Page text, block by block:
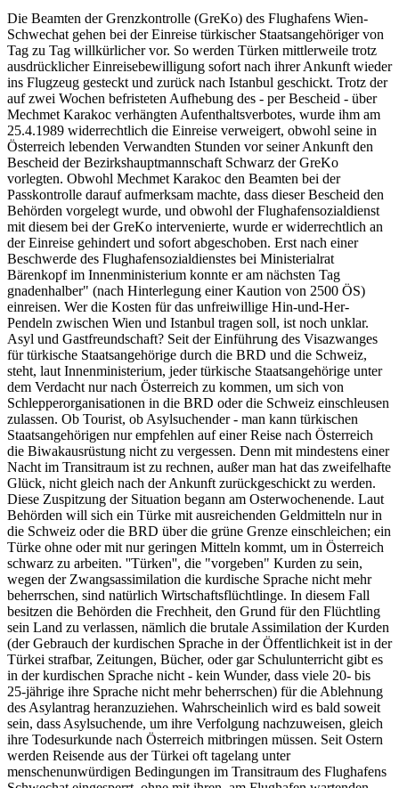
Die Beamten der Grenzkontrolle (GreKo) des Flughafens Wien-
Schwechat gehen bei der Einreise türkischer Staatsangehöriger von
Tag zu Tag willkürlicher vor. So werden Türken mittlerweile trotz
ausdrücklicher Einreisebewilligung sofort nach ihrer Ankunft wieder
ins Flugzeug gesteckt und zurück nach Istanbul geschickt. Trotz der
auf zwei Wochen befristeten Aufhebung des - per Bescheid - über
Mechmet Karakoc verhängten Aufenthaltsverbotes, wurde ihm am
25.4.1989 widerrechtlich die Einreise verweigert, obwohl seine in
Österreich lebenden Verwandten Stunden vor seiner Ankunft den
Bescheid der Bezirkshauptmannschaft Schwarz der GreKo
vorlegten. Obwohl Mechmet Karakoc den Beamten bei der
Passkontrolle darauf aufmerksam machte, dass dieser Bescheid den
Behörden vorgelegt wurde, und obwohl der Flughafensozialdienst
mit diesem bei der GreKo intervenierte, wurde er widerrechtlich an
der Einreise gehindert und sofort abgeschoben. Erst nach einer
Beschwerde des Flughafensozialdienstes bei Ministerialrat
Bärenkopf im Innenministerium konnte er am nächsten Tag
gnadenhalber" (nach Hinterlegung einer Kaution von 2500 ÖS)
einreisen. Wer die Kosten für das unfreiwillige Hin-und-Her-
Pendeln zwischen Wien und Istanbul tragen soll, ist noch unklar.
Asyl und Gastfreundschaft? Seit der Einführung des Visazwanges
für türkische Staatsangehörige durch die BRD und die Schweiz,
steht, laut Innenministerium, jeder türkische Staatsangehörige unter
dem Verdacht nur nach Österreich zu kommen, um sich von
Schlepperorganisationen in die BRD oder die Schweiz einschleusen
zulassen. Ob Tourist, ob Asylsuchender - man kann türkischen
Staatsangehörigen nur empfehlen auf einer Reise nach Österreich
die Biwakausrüstung nicht zu vergessen. Denn mit mindestens einer
Nacht im Transitraum ist zu rechnen, außer man hat das zweifelhafte
Glück, nicht gleich nach der Ankunft zurückgeschickt zu werden.
Diese Zuspitzung der Situation begann am Osterwochenende. Laut
Behörden will sich ein Türke mit ausreichenden Geldmitteln nur in
die Schweiz oder die BRD über die grüne Grenze einschleichen; ein
Türke ohne oder mit nur geringen Mitteln kommt, um in Österreich
schwarz zu arbeiten. ''Türken'', die "vorgeben" Kurden zu sein,
wegen der Zwangsassimilation die kurdische Sprache nicht mehr
beherrschen, sind natürlich Wirtschaftsflüchtlinge. In diesem Fall
besitzen die Behörden die Frechheit, den Grund für den Flüchtling
sein Land zu verlassen, nämlich die brutale Assimilation der Kurden
(der Gebrauch der kurdischen Sprache in der Öffentlichkeit ist in der
Türkei strafbar, Zeitungen, Bücher, oder gar Schulunterricht gibt es
in der kurdischen Sprache nicht - kein Wunder, dass viele 20- bis
25-jährige ihre Sprache nicht mehr beherrschen) für die Ablehnung
des Asylantrag heranzuziehen. Wahrscheinlich wird es bald soweit
sein, dass Asylsuchende, um ihre Verfolgung nachzuweisen, gleich
ihre Todesurkunde nach Österreich mitbringen müssen. Seit Ostern
werden Reisende aus der Türkei oft tagelang unter
menschenunwürdigen Bedingungen im Transitraum des Flughafens